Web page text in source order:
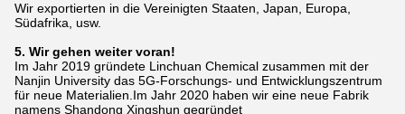
Wir exportierten in die Vereinigten Staaten, Japan, Europa,
Südafrika, usw.
5. Wir gehen weiter voran!
Im Jahr 2019 gründete Linchuan Chemical zusammen mit der
Nanjin University das 5G-Forschungs- und Entwicklungszentrum
für neue Materialien.Im Jahr 2020 haben wir eine neue Fabrik
namens Shandong Xingshun gegründet